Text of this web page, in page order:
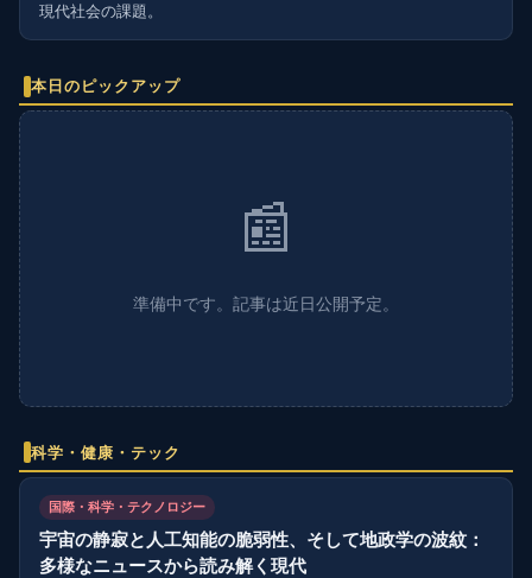
現代社会の課題。
本日のピックアップ
📰
準備中です。記事は近日公開予定。
科学・健康・テック
国際・科学・テクノロジー
宇宙の静寂と人工知能の脆弱性、そして地政学の波紋：
多様なニュースから読み解く現代